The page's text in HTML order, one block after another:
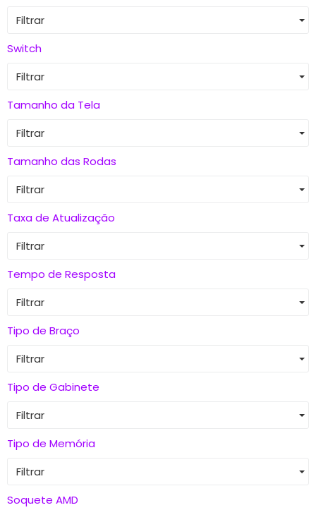
Filtrar
Switch
Filtrar
Tamanho da Tela
Filtrar
Tamanho das Rodas
Filtrar
Taxa de Atualização
Filtrar
Tempo de Resposta
Filtrar
Tipo de Braço
Filtrar
Tipo de Gabinete
Filtrar
Tipo de Memória
Filtrar
Soquete AMD